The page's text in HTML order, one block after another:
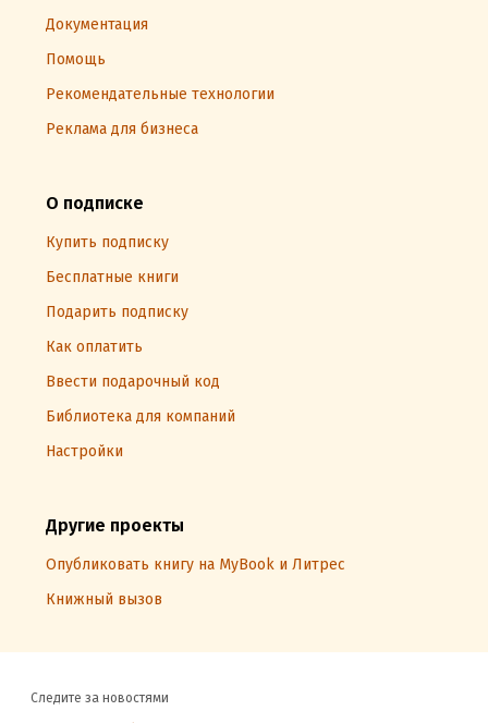
Документация
Помощь
Рекомендательные технологии
Реклама для бизнеса
О подписке
Купить подписку
Бесплатные книги
Подарить подписку
Как оплатить
Ввести подарочный код
Библиотека для компаний
Настройки
Другие проекты
Опубликовать книгу на MyBook и Литрес
Книжный вызов
Следите за новостями